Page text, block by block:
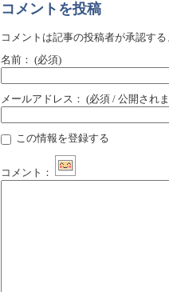
コメントを投稿
コメントは記事の投稿者が承認する
名前： (必須)
メールアドレス： (必須 / 公開され
この情報を登録する
コメント：